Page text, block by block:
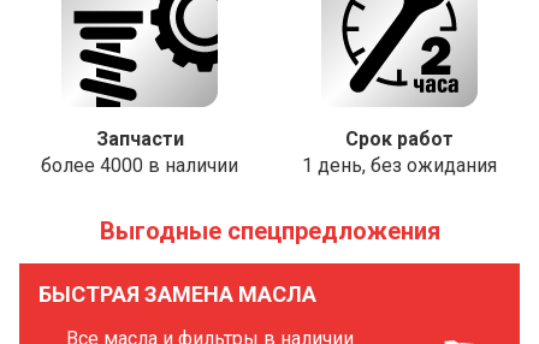
Запчасти
более 4000 в наличии
Срок работ
1 день, без ожидания
Выгодные спецпредложения
БЫСТРАЯ ЗАМЕНА МАСЛА
Все масла и фильтры в наличии